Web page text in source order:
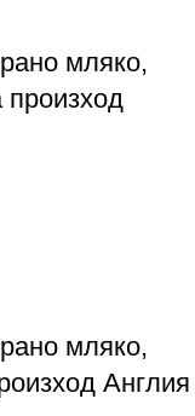
мляко,
произход
мляко,
Англия